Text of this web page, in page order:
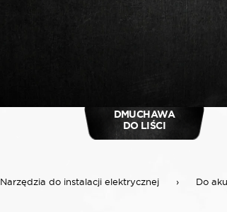
DMUCHAWA
DO LIŚCI
Narzędzia do instalacji elektrycznej › Do